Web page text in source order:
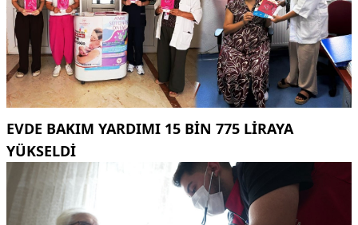
EVDE BAKIM YARDIMI 15 BIN 775 LIRAYA
YÜKSELDI